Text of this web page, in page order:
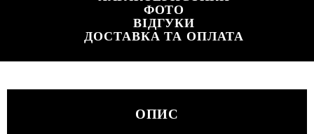
ФОТО
ВІДГУКИ
ДОСТАВКА ТА ОПЛАТА
ОПИС